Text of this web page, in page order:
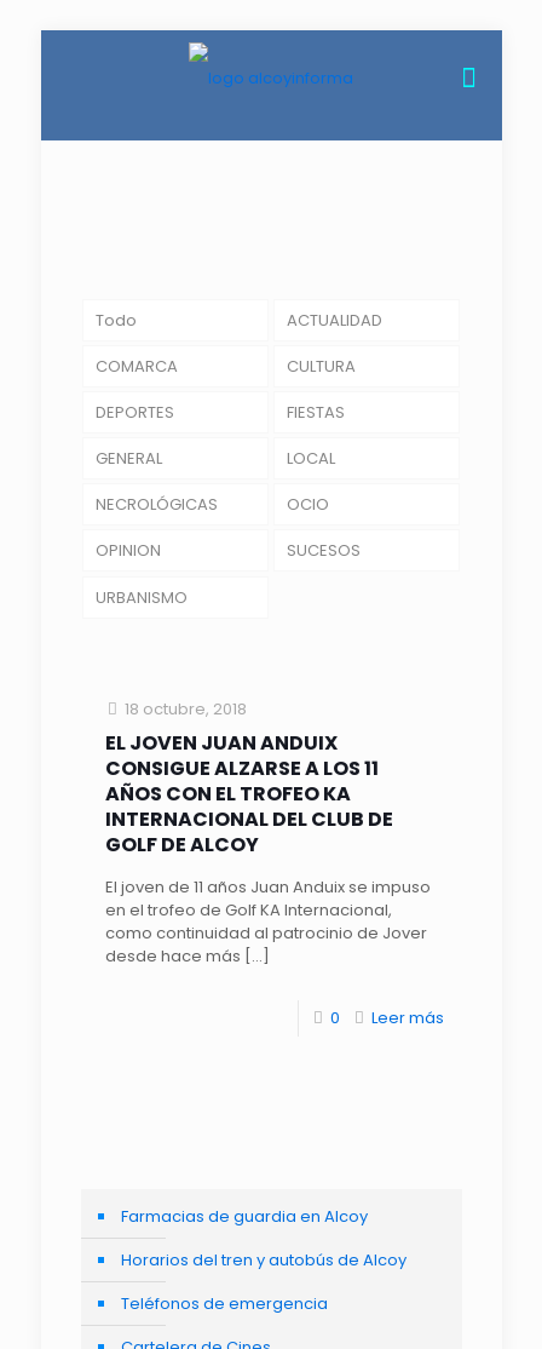
Todo ACTUALIDAD
COMARCA CULTURA
DEPORTES FIESTAS
GENERAL LOCAL
NECROLÓGICAS OCIO
OPINION SUCESOS
URBANISMO
18 octubre, 2018
EL JOVEN JUAN ANDUIX
CONSIGUE ALZARSE A LOS 11
AÑOS CON EL TROFEO KA
INTERNACIONAL DEL CLUB DE
GOLF DE ALCOY
El joven de 11 años Juan Anduix se impuso
en el trofeo de Golf KA Internacional,
como continuidad al patrocinio de Jover
desde hace más […]
0 Leer más
Farmacias de guardia en Alcoy
Horarios del tren y autobús de Alcoy
Teléfonos de emergencia